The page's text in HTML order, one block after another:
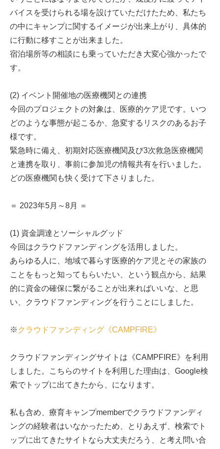
バイスを受けられる場を設けていただけたため、私たち
の中にキャンプに関するイメージが出来上がり、具体的
に行動に移すことが出来ました。
宿泊場所等の相談にも乗っていただき大変心強かったで
す。
(2) イベント開催地の医療機関との連携
今回のプロジェクトの対象は、医療的ケア児です。いつ
どのような事態が起こるか、急変するリスクのあるお子
様です。
緊急時に備え、初期対応医療機関及び3次救急医療機関
と連携を取り、事前に参加児の情報共有を行いました。
どの医療機関も快く受けて下さりました。
＝ 2023年5月～8月 ＝
(1) 資金調達とソーシャルグッド
今回はクラウドファンディングを活用しました。
あらゆる人に、地域で暮らす医療的ケア児とその家族の
ことをもっと知ってもらいたい、という観点から、結果
的に資金の確保に繋がることが出来ればいいな、と思
い、クラウドファンディングを行うことにしました。
※ クラウドファンディング《CAMPFIRE》
クラウドファンディングサイトは《CAMPFIRE》を利用
しました。こちらのサイトを利用した理由は、Google検
索でトップに出てきたから、になります。
私も含め、療育キャンプmemberでクラウドファンディ
ングの経験者はいなかったため、とりあえず、検索でト
ップに出てきたサイトなら大丈夫だろう、と考え問い合